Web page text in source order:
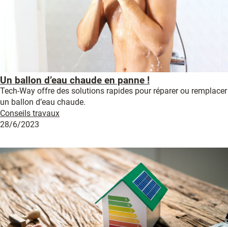
Un ballon d’eau chaude en panne !
Tech-Way offre des solutions rapides pour réparer ou remplacer
un ballon d’eau chaude.
Conseils travaux
28/6/2023